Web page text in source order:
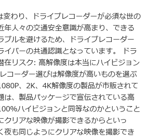
わり、ドライブレコーダーが必須な世の
年人々の交通安全意識が高まり、できる
ブルを避けるため、ドライブレコーダー
イバーの共通認識となっています。 ドラ
在リスク: 高解像度は本当にハイビジョン
コーダー選びは解像度が高いものを選ぶ
、2K、4K解像度の製品が市販されて
は、製品パッケージで宣伝されている高
％ハイビジョンと同等なのかということ
クリアな映像が撮影できるからといっ
夜も同じようにクリアな映像を撮影でき